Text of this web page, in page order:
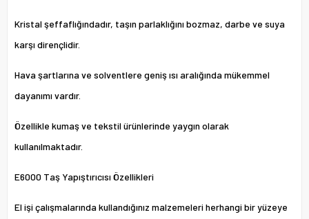
Kristal şeffaflığındadır, taşın parlaklığını bozmaz, darbe ve suya
karşı dirençlidir.
Hava şartlarına ve solventlere geniş ısı aralığında mükemmel
dayanımı vardır.
Özellikle kumaş ve tekstil ürünlerinde yaygın olarak
kullanılmaktadır.
E6000 Taş Yapıştırıcısı Özellikleri
El işi çalışmalarında kullandığınız malzemeleri herhangi bir yüzeye